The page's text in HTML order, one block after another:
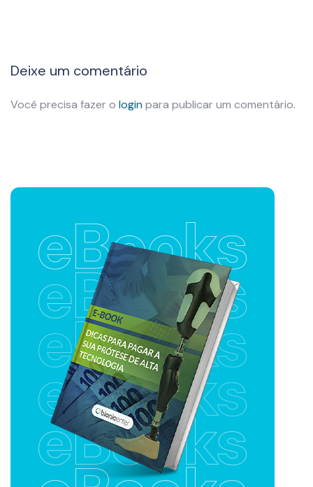
Deixe um comentário
Você precisa fazer o loginpara publicar um comentário.